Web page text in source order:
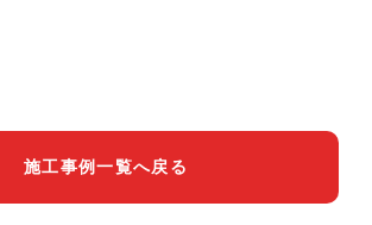
施工事例一覧へ戻る